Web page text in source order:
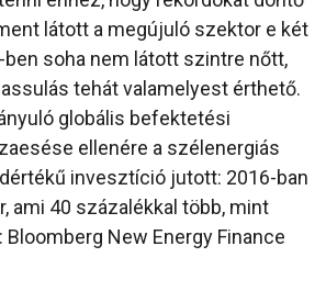
látott a megújuló szektor e két
soha nem látott szintre nőtt,
tehát valamelyest érthető.
globális befektetési
ellenére a szélenergiás
invesztíció jutott: 2016-ban
ami 40 százalékkal több, mint
Bloomberg New Energy Finance